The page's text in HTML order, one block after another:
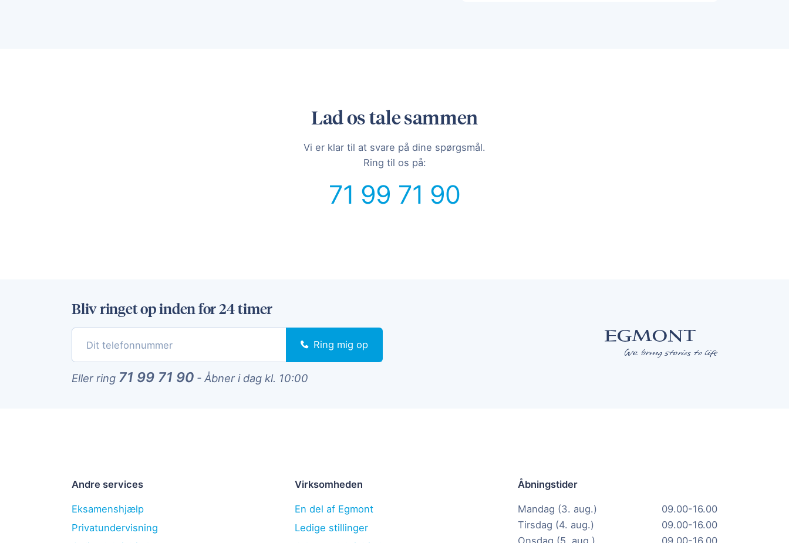
Lad os tale sammen
Vi er klar til at svare på dine spørgsmål.
Ring til os på:
71 99 71 90
Bliv ringet op inden for 24 timer
Ring mig op
Eller ring 71 99 71 90 - Åbner i dag kl. 10:00
Andre services
Eksamenshjælp
Privatundervisning
Virksomheden
En del af Egmont
Ledige stillinger
Åbningstider
Mandag (3. aug.)
09.00-16.00
Tirsdag (4. aug.)
09.00-16.00
Onsdag (5. aug.)
09.00-16.00